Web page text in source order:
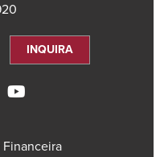
INQUIRA